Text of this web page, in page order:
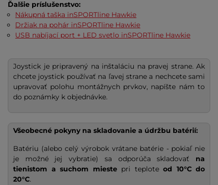
Ďalšie príslušenstvo:
Nákupná taška inSPORTline Hawkie
Držiak na pohár inSPORTline Hawkie
USB nabíjací port + LED svetlo inSPORTline Hawkie
Joystick je pripravený na inštaláciu na pravej strane. Ak
chcete joystick používať na ľavej strane a nechcete sami
upravovať polohu montážnych prvkov, napíšte nám to
do poznámky k objednávke.
Všeobecné pokyny na skladovanie a údržbu batérií:
Batériu (alebo celý výrobok vrátane batérie - pokiaľ nie
je možné jej vybratie) sa odporúča skladovať na
tienistom a suchom miestepri teplote od 10°C do
20°C.